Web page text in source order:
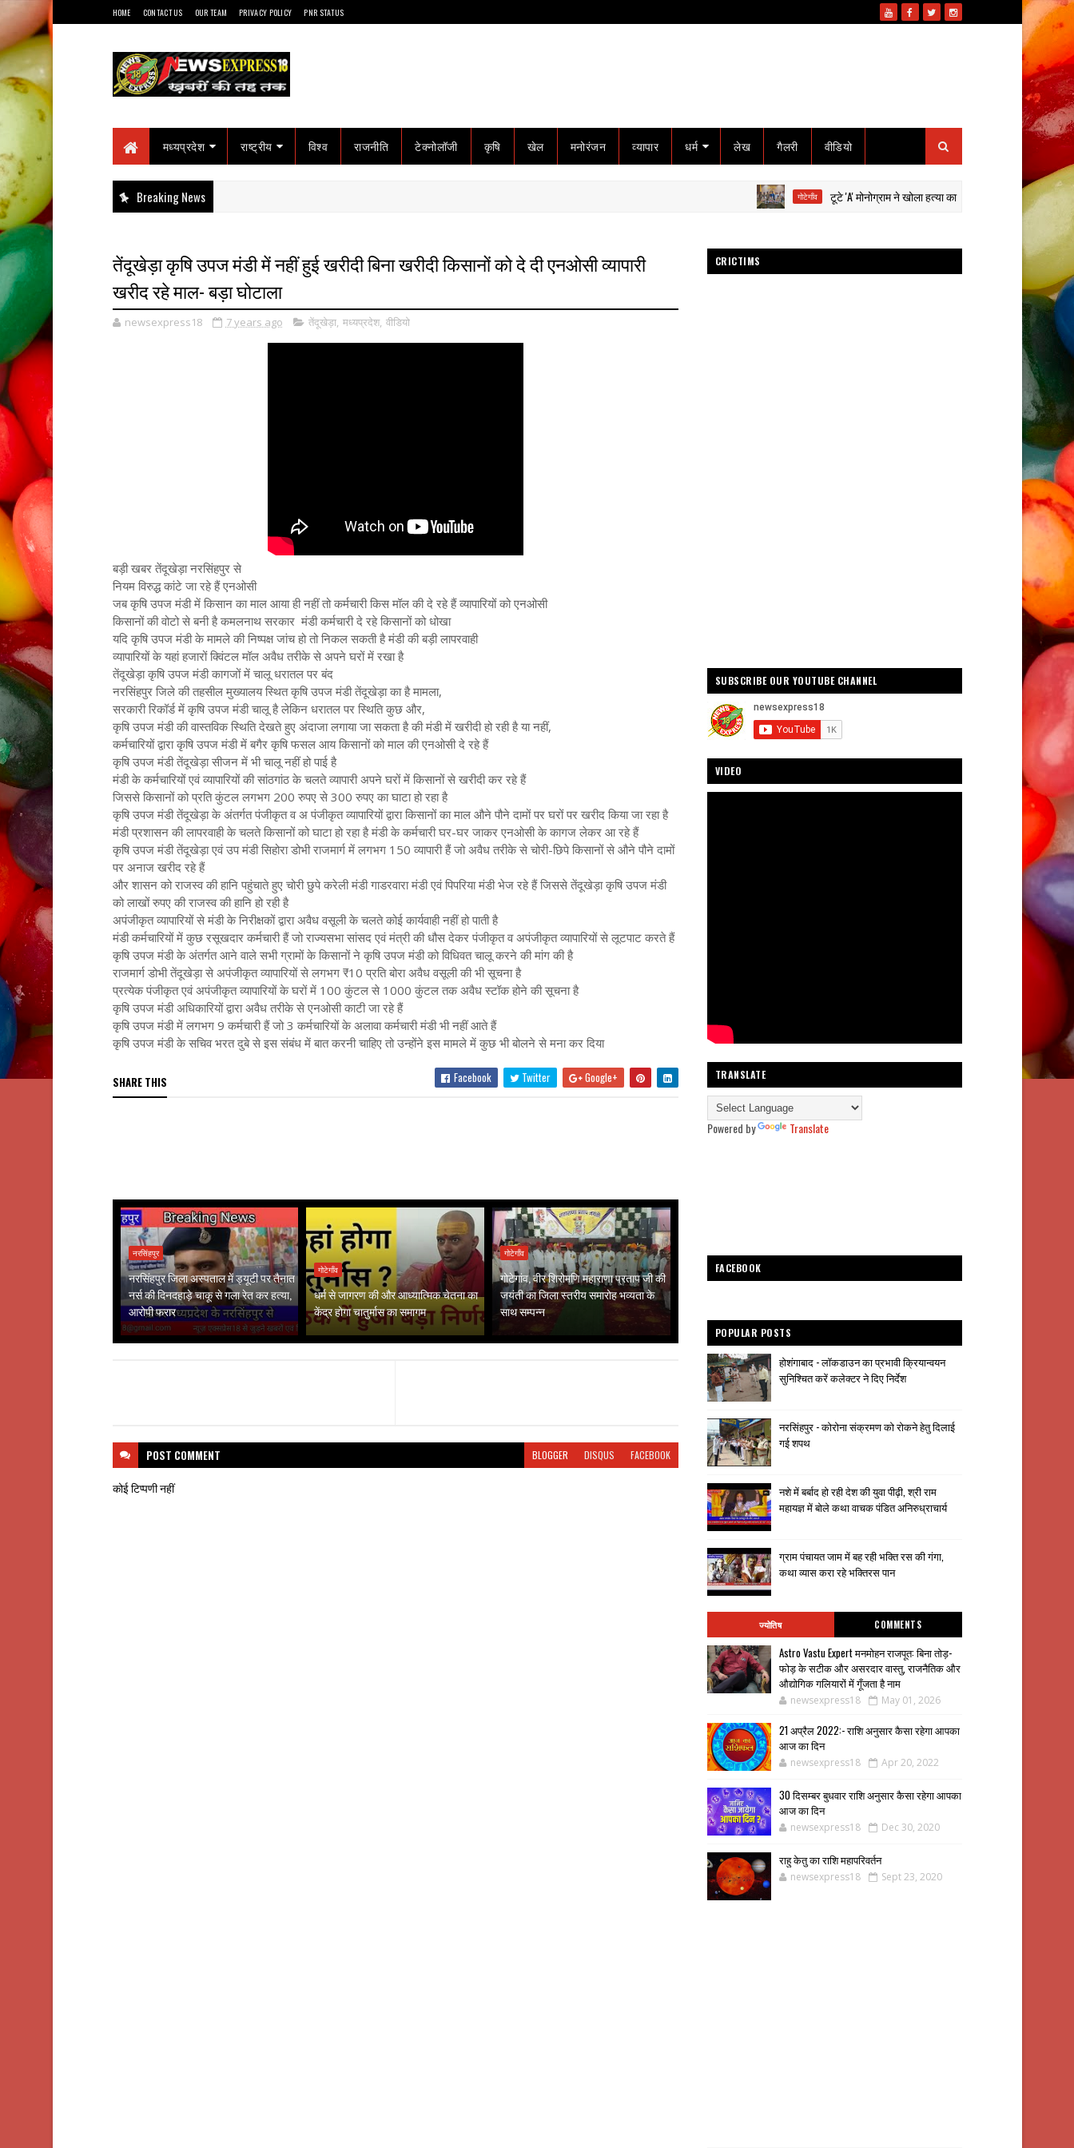
HOME CONTACT US OUR TEAM PRIVACY POLICY PNR STATUS
मध्यप्रदेश राष्ट्रीय विश्व राजनीति टेक्नोलॉजी कृषि खेल मनोरंजन व्यापार धर्म लेख गैलरी वीडियो
Breaking News गोटेगाँव टूटे 'A' मोनोग्राम ने खोला हत्या का राज: हाईवा से कुचलकर सड़क हादसा
तेंदूखेड़ा कृषि उपज मंडी में नहीं हुई खरीदी बिना खरीदी किसानों को दे दी एनओसी व्यापारी
खरीद रहे माल- बड़ा घोटाला
newsexpress18 7 years ago तेंदूखेड़ा, मध्यप्रदेश, वीडियो
बड़ी खबर तेंदूखेड़ा नरसिंहपुर से
नियम विरुद्ध कांटे जा रहे हैं एनओसी
जब कृषि उपज मंडी में किसान का माल आया ही नहीं तो कर्मचारी किस मॉल की दे रहे हैं व्यापारियों को एनओसी
किसानों की वोटो से बनी है कमलनाथ सरकार मंडी कर्मचारी दे रहे किसानों को धोखा
यदि कृषि उपज मंडी के मामले की निष्पक्ष जांच हो तो निकल सकती है मंडी की बड़ी लापरवाही
व्यापारियों के यहां हजारों क्विंटल मॉल अवैध तरीके से अपने घरों में रखा है
तेंदूखेड़ा कृषि उपज मंडी कागजों में चालू धरातल पर बंद
नरसिंहपुर जिले की तहसील मुख्यालय स्थित कृषि उपज मंडी तेंदूखेड़ा का है मामला,
सरकारी रिकॉर्ड में कृषि उपज मंडी चालू है लेकिन धरातल पर स्थिति कुछ और,
कृषि उपज मंडी की वास्तविक स्थिति देखते हुए अंदाजा लगाया जा सकता है की मंडी में खरीदी हो रही है या नहीं,
कर्मचारियों द्वारा कृषि उपज मंडी में बगैर कृषि फसल आय किसानों को माल की एनओसी दे रहे हैं
कृषि उपज मंडी तेंदूखेड़ा सीजन में भी चालू नहीं हो पाई है
मंडी के कर्मचारियों एवं व्यापारियों की सांठगांठ के चलते व्यापारी अपने घरों में किसानों से खरीदी कर रहे हैं
जिससे किसानों को प्रति कुंटल लगभग 200 रुपए से 300 रुपए का घाटा हो रहा है
कृषि उपज मंडी तेंदूखेड़ा के अंतर्गत पंजीकृत व अ पंजीकृत व्यापारियों द्वारा किसानों का माल औने पौने दामों पर घरों पर खरीद किया जा रहा है
मंडी प्रशासन की लापरवाही के चलते किसानों को घाटा हो रहा है मंडी के कर्मचारी घर-घर जाकर एनओसी के कागज लेकर आ रहे हैं
कृषि उपज मंडी तेंदूखेड़ा एवं उप मंडी सिहोरा डोभी राजमार्ग में लगभग 150 व्यापारी हैं जो अवैध तरीके से चोरी-छिपे किसानों से औने पौने दामों
पर अनाज खरीद रहे हैं
और शासन को राजस्व की हानि पहुंचाते हुए चोरी छुपे करेली मंडी गाडरवारा मंडी एवं पिपरिया मंडी भेज रहे हैं जिससे तेंदूखेड़ा कृषि उपज मंडी
को लाखों रुपए की राजस्व की हानि हो रही है
अपंजीकृत व्यापारियों से मंडी के निरीक्षकों द्वारा अवैध वसूली के चलते कोई कार्यवाही नहीं हो पाती है
मंडी कर्मचारियों में कुछ रसूखदार कर्मचारी हैं जो राज्यसभा सांसद एवं मंत्री की धौस देकर पंजीकृत व अपंजीकृत व्यापारियों से लूटपाट करते हैं
कृषि उपज मंडी के अंतर्गत आने वाले सभी ग्रामों के किसानों ने कृषि उपज मंडी को विधिवत चालू करने की मांग की है
राजमार्ग डोभी तेंदूखेड़ा से अपंजीकृत व्यापारियों से लगभग ₹10 प्रति बोरा अवैध वसूली की भी सूचना है
प्रत्येक पंजीकृत एवं अपंजीकृत व्यापारियों के घरों में 100 कुंटल से 1000 कुंटल तक अवैध स्टॉक होने की सूचना है
कृषि उपज मंडी अधिकारियों द्वारा अवैध तरीके से एनओसी काटी जा रहे हैं
कृषि उपज मंडी में लगभग 9 कर्मचारी हैं जो 3 कर्मचारियों के अलावा कर्मचारी मंडी भी नहीं आते हैं
कृषि उपज मंडी के सचिव भरत दुबे से इस संबंध में बात करनी चाहिए तो उन्होंने इस मामले में कुछ भी बोलने से मना कर दिया
SHARE THIS Facebook Twitter Google+
नरसिंहपुर
नरसिंहपुर जिला अस्पताल में ड्यूटी पर तैनात
नर्स की दिनदहाड़े चाकू से गला रेत कर हत्या,
आरोपी फरार
गोटेगाँव
धर्म से जागरण की और आध्यात्मिक चेतना का
केंद्र होगा चातुर्मास का समागम
गोटेगाँव
गोटेगांव, वीर शिरोमणि महाराणा प्रताप जी की
जयंती का जिला स्तरीय समारोह भव्यता के
साथ सम्पन्न
POST COMMENT BLOGGER DISQUS FACEBOOK
कोई टिप्पणी नहीं
CRICTIMS
SUBSCRIBE OUR YOUTUBE CHANNEL
VIDEO
TRANSLATE
Powered by Translate
FACEBOOK
POPULAR POSTS
होशंगाबाद - लॉकडाउन का प्रभावी क्रियान्वयन
सुनिश्चित करें कलेक्टर ने दिए निर्देश
नरसिंहपुर - कोरोना संक्रमण को रोकने हेतु दिलाई
गई शपथ
नशे में बर्बाद हो रही देश की युवा पीढ़ी, श्री राम
महायज्ञ में बोले कथा वाचक पंडित अनिरुध्राचार्य
ग्राम पंचायत जाम में बह रही भक्ति रस की गंगा,
कथा व्यास करा रहे भक्तिरस पान
ज्योतिष COMMENTS
Astro Vastu Expert मनमोहन राजपूत: बिना तोड़-
फोड़ के सटीक और असरदार वास्तु, राजनैतिक और
औद्योगिक गलियारों में गूँजता है नाम
newsexpress18 May 01, 2026
21 अप्रैल 2022:- राशि अनुसार कैसा रहेगा आपका
आज का दिन
newsexpress18 Apr 20, 2022
30 दिसम्बर बुधवार राशि अनुसार कैसा रहेगा आपका
आज का दिन
newsexpress18 Dec 30, 2020
राहु केतु का राशि महापरिवर्तन
newsexpress18 Sept 23, 2020